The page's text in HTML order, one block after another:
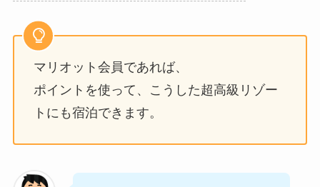
マリオット会員であれば、
ポイントを使って、こうした超高級リゾー
トにも宿泊できます。